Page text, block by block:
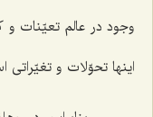
وجود در عالم تعیّنات
اینها تحوّلات و